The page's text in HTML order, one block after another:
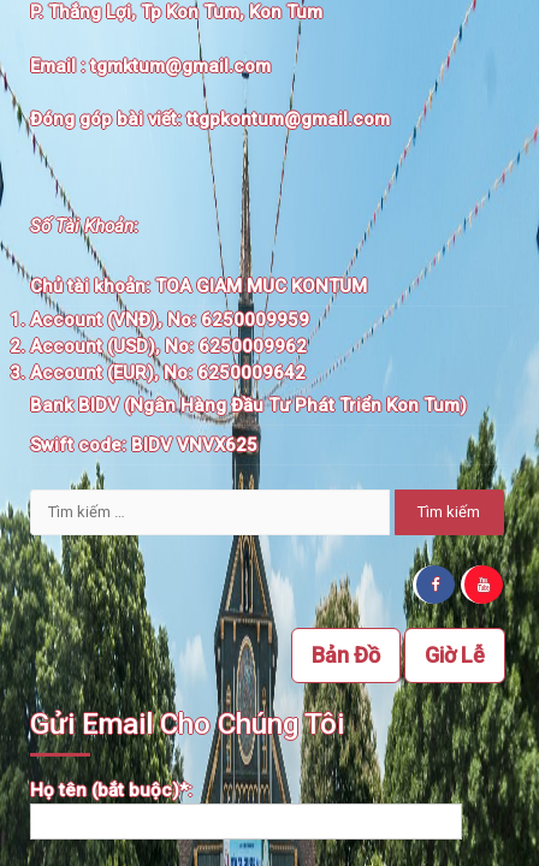
P. Thắng Lợi, Tp Kon Tum, Kon Tum
Email :tgmktum@gmail.com
Đóng góp bài viết:ttgpkontum@gmail.com
Số Tài Khoản:
Chủ tài khoản:TOA GIAM MUC KONTUM
Account (VNĐ), No: 6250009959
Account (USD), No: 6250009962
Account (EUR), No: 6250009642
Bank BIDV (Ngân Hàng Đầu Tư Phát Triển Kon Tum)
Swift code:BIDV VNVX625
Tìm
kiếm
cho:
Giờ Lễ
Bản Đồ
Gửi Email Cho Chúng Tôi
Họ tên (bắt buộc)*: